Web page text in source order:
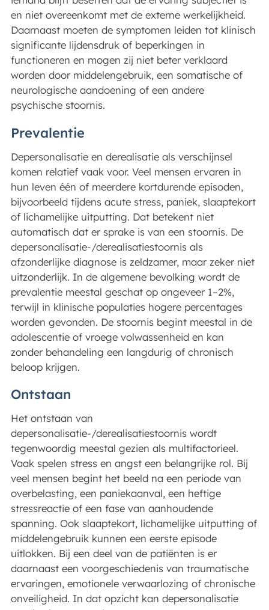
en niet overeenkomt met de externe werkelijkheid.
Daarnaast moeten de symptomen leiden tot klinisch
significante lijdensdruk of beperkingen in
functioneren en mogen zij niet beter verklaard
worden door middelengebruik, een somatische of
neurologische aandoening of een andere
psychische stoornis.
Prevalentie
Depersonalisatie en derealisatie als verschijnsel
komen relatief vaak voor. Veel mensen ervaren in
hun leven één of meerdere kortdurende episoden,
bijvoorbeeld tijdens acute stress, paniek, slaaptekort
of lichamelijke uitputting. Dat betekent niet
automatisch dat er sprake is van een stoornis. De
depersonalisatie-/derealisatiestoornis als
afzonderlijke diagnose is zeldzamer, maar zeker niet
uitzonderlijk. In de algemene bevolking wordt de
prevalentie meestal geschat op ongeveer 1–2%,
terwijl in klinische populaties hogere percentages
worden gevonden. De stoornis begint meestal in de
adolescentie of vroege volwassenheid en kan
zonder behandeling een langdurig of chronisch
beloop krijgen.
Ontstaan
Het ontstaan van
depersonalisatie-/derealisatiestoornis wordt
tegenwoordig meestal gezien als multifactorieel.
Vaak spelen stress en angst een belangrijke rol. Bij
veel mensen begint het beeld na een periode van
overbelasting, een paniekaanval, een heftige
stressreactie of een fase van aanhoudende
spanning. Ook slaaptekort, lichamelijke uitputting of
middelengebruik kunnen een eerste episode
uitlokken. Bij een deel van de patiënten is er
daarnaast een voorgeschiedenis van traumatische
ervaringen, emotionele verwaarlozing of chronische
onveiligheid. In dat opzicht kan depersonalisatie